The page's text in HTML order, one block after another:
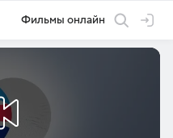
Фильмы онлайн